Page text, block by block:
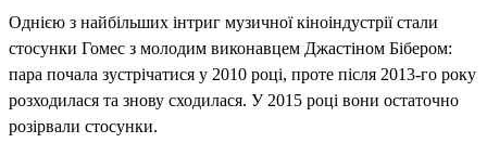
Однією з найбільших інтриг музичної кіноіндустрії стали
стосунки Гомес з молодим виконавцем Джастіном Бібером:
пара почала зустрічатися у 2010 році, проте після 2013-го року
розходилася та знову сходилася. У 2015 році вони остаточно
розірвали стосунки.